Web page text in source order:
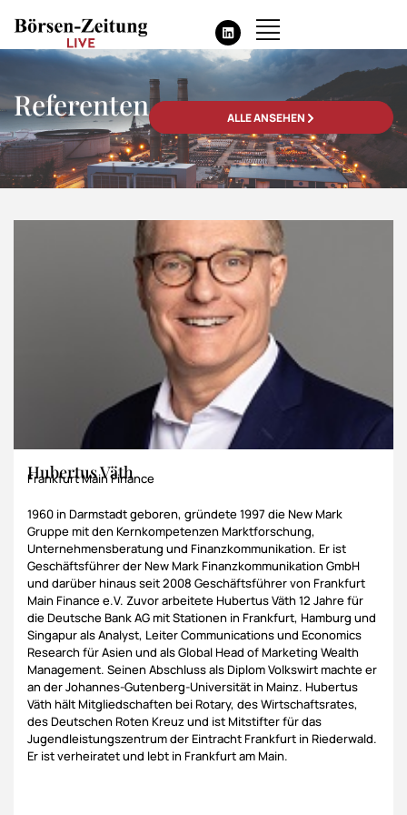
Referenten ALLE ANSEHEN
Hubertus Väth
Frankfurt Main Finance
1960 in Darmstadt geboren, gründete 1997 die New Mark
Gruppe mit den Kernkompetenzen Marktforschung,
Unternehmensberatung und Finanzkommunikation. Er ist
Geschäftsführer der New Mark Finanzkommunikation GmbH
und darüber hinaus seit 2008 Geschäftsführer von Frankfurt
Main Finance e.V. Zuvor arbeitete Hubertus Väth 12 Jahre für
die Deutsche Bank AG mit Stationen in Frankfurt, Hamburg und
Singapur als Analyst, Leiter Communications und Economics
Research für Asien und als Global Head of Marketing Wealth
Management. Seinen Abschluss als Diplom Volkswirt machte er
an der Johannes-Gutenberg-Universität in Mainz. Hubertus
Väth hält Mitgliedschaften bei Rotary, des Wirtschaftsrates,
des Deutschen Roten Kreuz und ist Mitstifter für das
Jugendleistungszentrum der Eintracht Frankfurt in Riederwald.
Er ist verheiratet und lebt in Frankfurt am Main.